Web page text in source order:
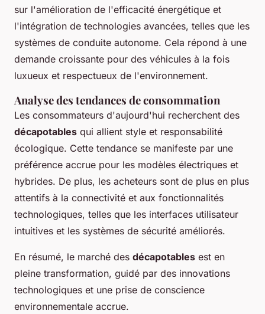
sur l'amélioration de l'efficacité énergétique et
l'intégration de technologies avancées, telles que les
systèmes de conduite autonome. Cela répond à une
demande croissante pour des véhicules à la fois
luxueux et respectueux de l'environnement.
Analyse des tendances de consommation
Les consommateurs d'aujourd'hui recherchent des
décapotables qui allient style et responsabilité
écologique. Cette tendance se manifeste par une
préférence accrue pour les modèles électriques et
hybrides. De plus, les acheteurs sont de plus en plus
attentifs à la connectivité et aux fonctionnalités
technologiques, telles que les interfaces utilisateur
intuitives et les systèmes de sécurité améliorés.
En résumé, le marché des décapotables est en
pleine transformation, guidé par des innovations
technologiques et une prise de conscience
environnementale accrue.